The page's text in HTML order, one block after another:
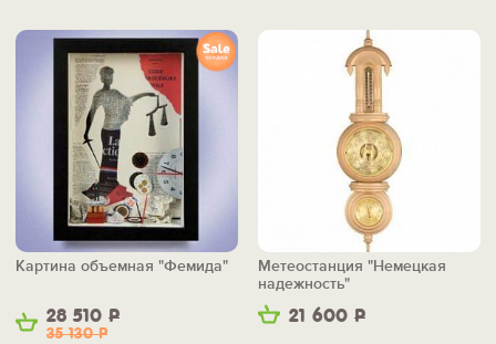
28 510 Р
35 130Р
Картина объемная "Фемида"
21 600 Р
Метеостанция "Немецкая
надежность"